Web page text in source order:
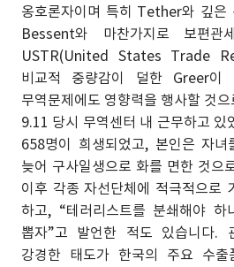
옹호론자이며 특히 Tether와 깊
Bessent와 마찬가지로 보편관
USTR(United States Trade
비교적 중량감이 덜한 Greer이
무역문제에도 영향력을 행사할 것
9.11 당시 무역센터 내 근무하고 있
658명이 희생되었고, 본인은 자녀
늦어 구사일생으로 화를 면한 것으
이후 각종 자선단체에 적극적으로
하고, “테러리스트를 분쇄해야 하
뽑자”고 발언한 적도 있습니다.
강경한 태도가 한국의 주요 수